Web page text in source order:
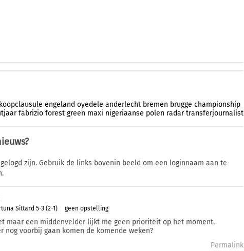
engeland oyedele anderlecht bremen brugge championship
fabrizio forest green maxi nigeriaanse polen radar transferjournalist
zijn. Gebruik de links bovenin beeld om een loginnaam aan te
Sittard 5-3 (2-1) geen opstelling
maar een middenvelder lijkt me geen prioriteit op het moment.
nog voorbij gaan komen de komende weken?
Permalink